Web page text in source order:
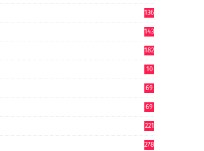
136
143
182
10
69
69
221
278